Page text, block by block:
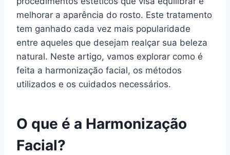
melhorar a aparência do rosto. Este tratamento
tem ganhado cada vez mais popularidade
entre aqueles que desejam realçar sua beleza
natural. Neste artigo, vamos explorar como é
feita a harmonização facial, os métodos
utilizados e os cuidados necessários.
O que é a Harmonização
Facial?